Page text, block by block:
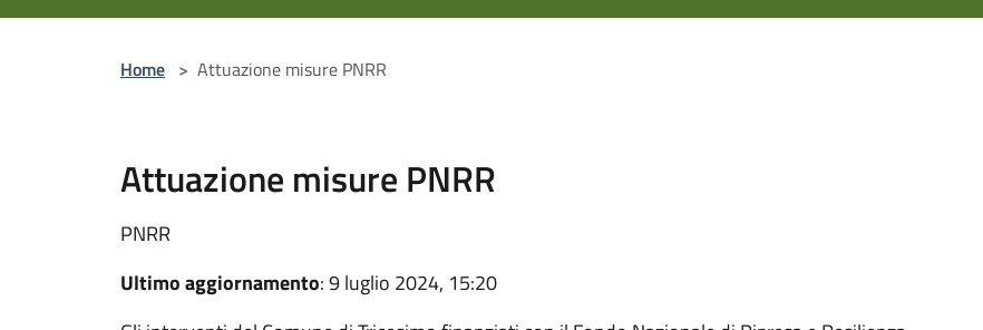
Home > Attuazione misure PNRR
Attuazione misure PNRR
PNRR
Ultimo aggiornamento: 9 luglio 2024, 15:20